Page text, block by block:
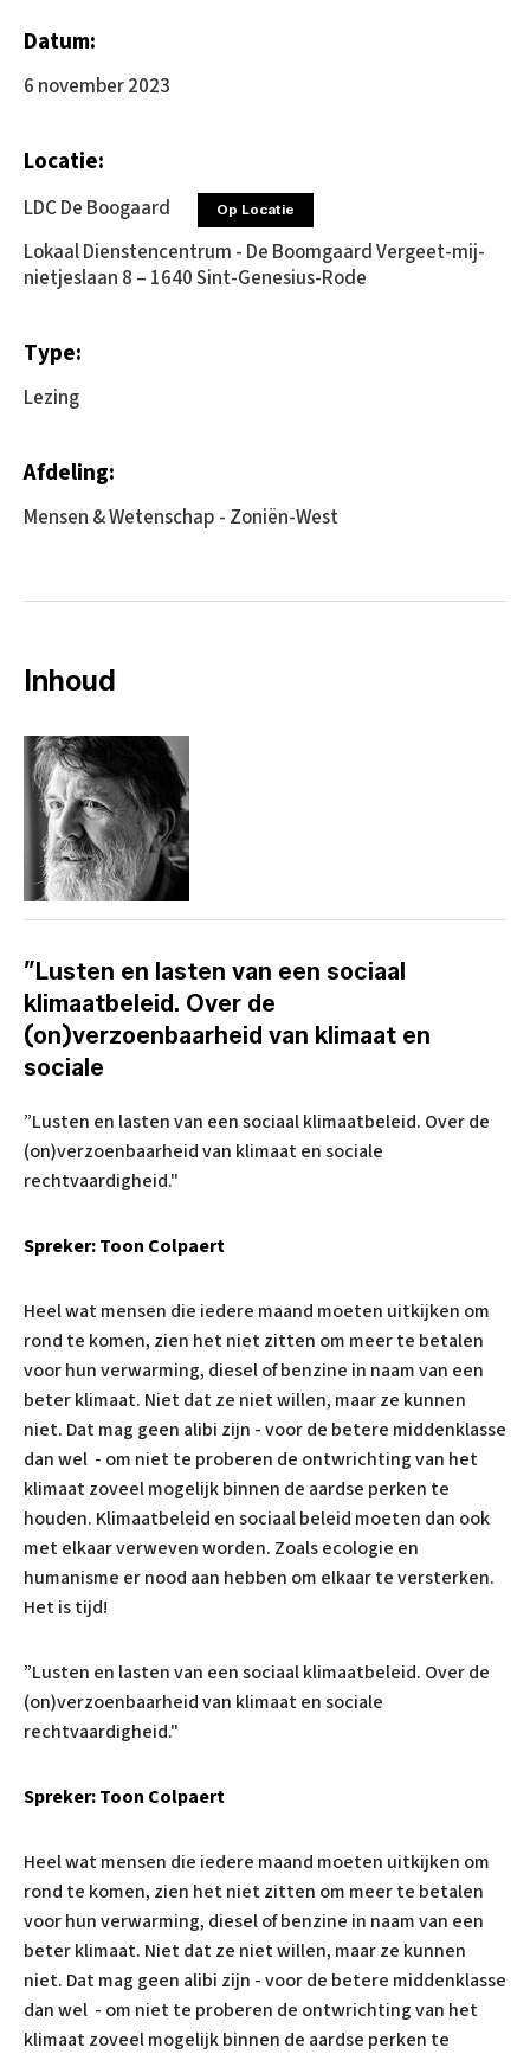
Datum:
6 november 2023
Locatie:
LDC De Boogaard Op Locatie
Lokaal Dienstencentrum - De Boomgaard Vergeet-mij-
nietjeslaan 8 – 1640 Sint-Genesius-Rode
Type:
Lezing
Afdeling:
Mensen & Wetenschap - Zoniën-West
Inhoud
”Lusten en lasten van een sociaal
klimaatbeleid. Over de
(on)verzoenbaarheid van klimaat en
sociale
”Lusten en lasten van een sociaal klimaatbeleid. Over de
(on)verzoenbaarheid van klimaat en sociale
rechtvaardigheid."
Spreker: Toon Colpaert
Heel wat mensen die iedere maand moeten uitkijken om
rond te komen, zien het niet zitten om meer te betalen
voor hun verwarming, diesel of benzine in naam van een
beter klimaat. Niet dat ze niet willen, maar ze kunnen
niet. Dat mag geen alibi zijn - voor de betere middenklasse
dan wel - om niet te proberen de ontwrichting van het
klimaat zoveel mogelijk binnen de aardse perken te
houden. Klimaatbeleid en sociaal beleid moeten dan ook
met elkaar verweven worden. Zoals ecologie en
humanisme er nood aan hebben om elkaar te versterken.
Het is tijd!
”Lusten en lasten van een sociaal klimaatbeleid. Over de
(on)verzoenbaarheid van klimaat en sociale
rechtvaardigheid."
Spreker: Toon Colpaert
Heel wat mensen die iedere maand moeten uitkijken om
rond te komen, zien het niet zitten om meer te betalen
voor hun verwarming, diesel of benzine in naam van een
beter klimaat. Niet dat ze niet willen, maar ze kunnen
niet. Dat mag geen alibi zijn - voor de betere middenklasse
dan wel - om niet te proberen de ontwrichting van het
klimaat zoveel mogelijk binnen de aardse perken te